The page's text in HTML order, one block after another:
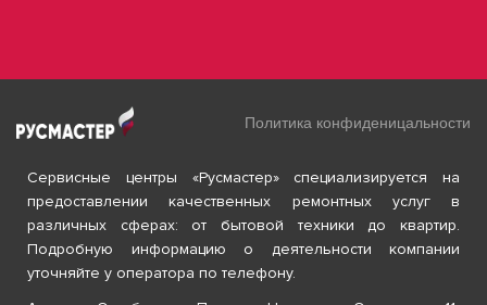
Политика конфиденицальности
Сервисные центры «Русмастер» специализируется на
предоставлении качественных ремонтных услуг в
различных сферах: от бытовой техники до квартир.
Подробную информацию о деятельности компании
уточняйте у оператора по телефону.